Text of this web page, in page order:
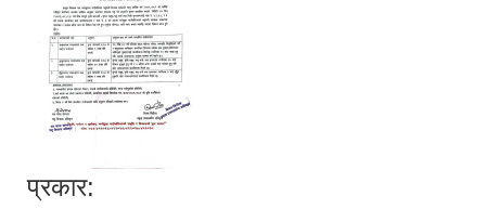
प्रकार: